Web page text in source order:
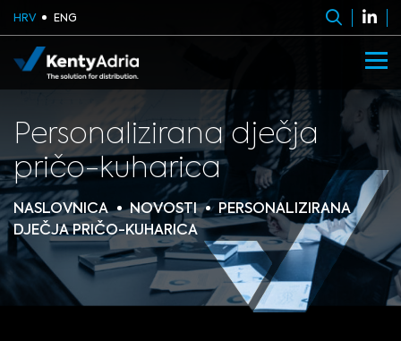
HRV ENG
Personalizirana dječja
pričo-kuharica
NASLOVNICA NOVOSTI
PERSONALIZIRANA
DJEČJA PRIČO-KUHARICA